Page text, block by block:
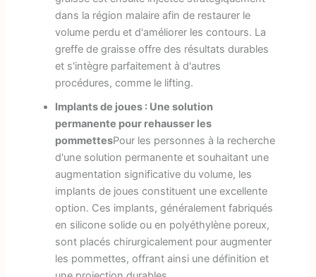
dans la région malaire afin de restaurer le
volume perdu et d'améliorer les contours. La
greffe de graisse offre des résultats durables
et s'intègre parfaitement à d'autres
procédures, comme le lifting.
Implants de joues : Une solution
permanente pour rehausser les
pommettesPour les personnes à la recherche
d'une solution permanente et souhaitant une
augmentation significative du volume, les
implants de joues constituent une excellente
option. Ces implants, généralement fabriqués
en silicone solide ou en polyéthylène poreux,
sont placés chirurgicalement pour augmenter
les pommettes, offrant ainsi une définition et